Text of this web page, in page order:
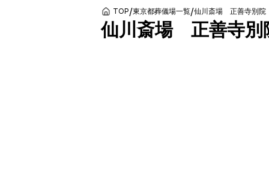
初めての方へ 初めての方へ
関東エリア 東京都
お客様の声 ご葬儀事例
葬儀の知識 葬儀の知識
会社を知る スタッフ一覧
TOP/東京都葬儀場一覧/仙川斎場 正善寺別院
仙川斎場 正善寺別